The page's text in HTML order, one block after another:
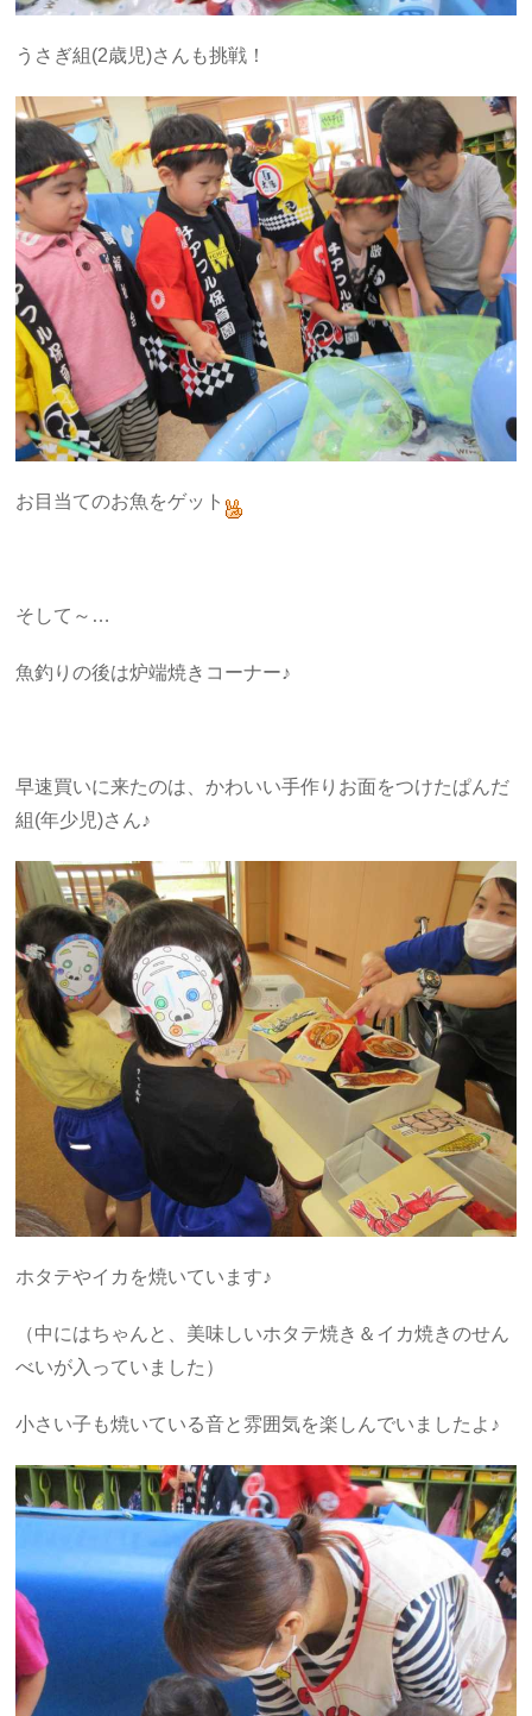
うさぎ組(2歳児)さんも挑戦！
お目当てのお魚をゲット
そして～…
魚釣りの後は炉端焼きコーナー♪
早速買いに来たのは、かわいい手作りお面をつけたぱんだ
組(年少児)さん♪
ホタテやイカを焼いています♪
（中にはちゃんと、美味しいホタテ焼き＆イカ焼きのせん
べいが入っていました）
小さい子も焼いている音と雰囲気を楽しんでいましたよ♪